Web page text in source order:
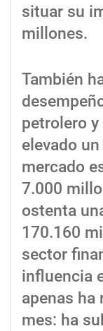
situar su
millones.
También
petrolero
elevado un
mercado
7.000
ostenta
170.160
sector
influencia
apenas ha
mes: ha